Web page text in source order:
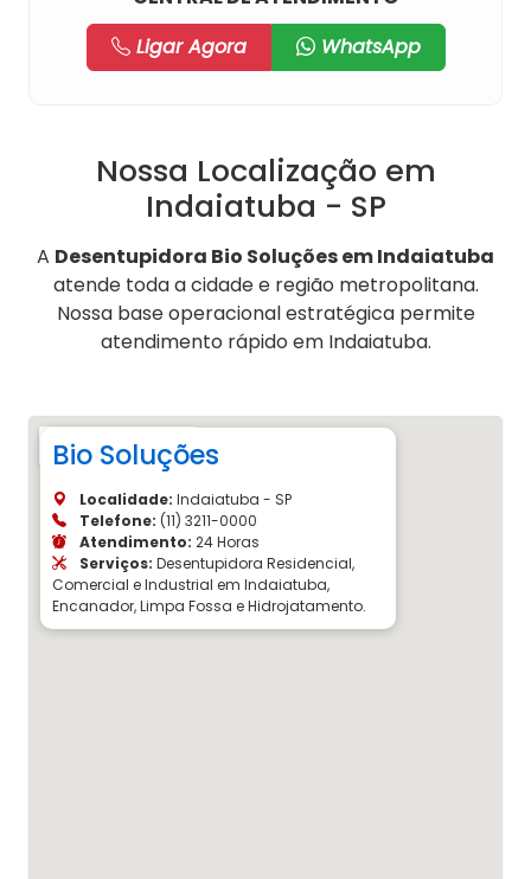
Ligar Agora
WhatsApp
Nossa Localização em
Indaiatuba - SP
A Desentupidora Bio Soluções em Indaiatuba
atende toda a cidade e região metropolitana.
Nossa base operacional estratégica permite
atendimento rápido em Indaiatuba.
Bio Soluções
Localidade: Indaiatuba - SP
Telefone: (11) 3211-0000
Atendimento: 24 Horas
Serviços: Desentupidora Residencial,
Comercial e Industrial em Indaiatuba,
Encanador, Limpa Fossa e Hidrojatamento.